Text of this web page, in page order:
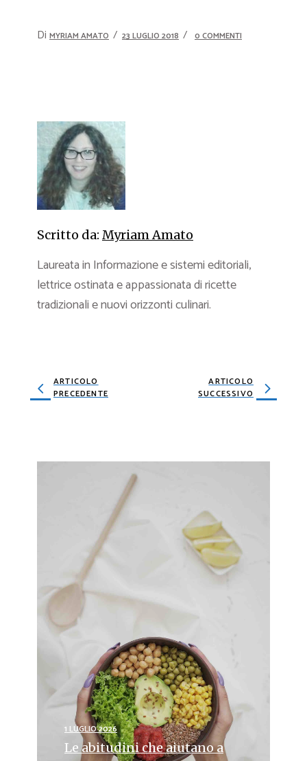
Di MYRIAM AMATO 23 LUGLIO 2018 0 COMMENTI
Scritto da: Myriam Amato
Laureata in Informazione e sistemi editoriali,
lettrice ostinata e appassionata di ricette
tradizionali e nuovi orizzonti culinari.
ARTICOLO
PRECEDENTE
ARTICOLO
SUCCESSIVO
1 LUGLIO 2026
Le abitudini che aiutano a